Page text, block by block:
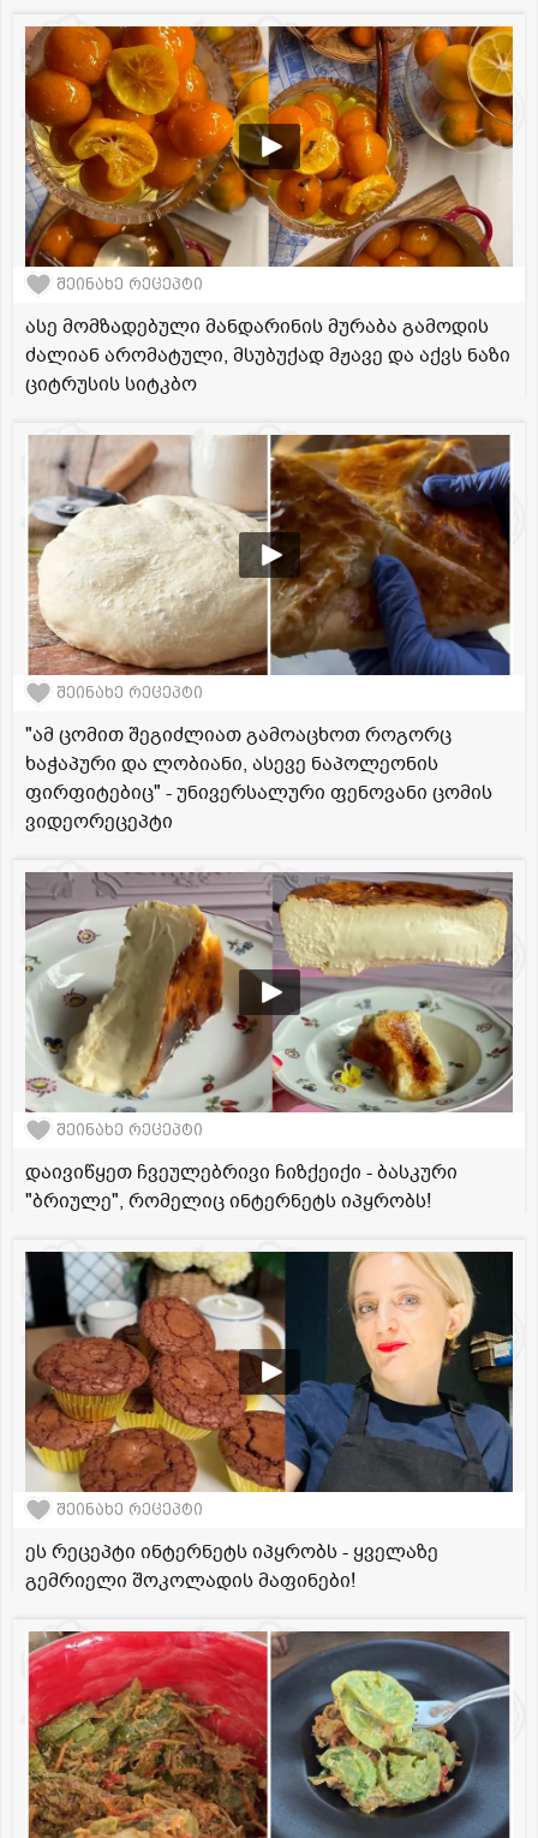
შეინახე რეცეპტი
ასე მომზადებული მანდარინის მურაბა გამოდის
ძალიან არომატული, მსუბუქად მჟავე და აქვს ნაზი
ციტრუსის სიტკბო
შეინახე რეცეპტი
"ამ ცომით შეგიძლიათ გამოაცხოთ როგორც
ხაჭაპური და ლობიანი, ასევე ნაპოლეონის
ფირფიტებიც" - უნივერსალური ფენოვანი ცომის
ვიდეორეცეპტი
შეინახე რეცეპტი
დაივიწყეთ ჩვეულებრივი ჩიზქეიქი - ბასკური
"ბრიულე", რომელიც ინტერნეტს იპყრობს!
შეინახე რეცეპტი
ეს რეცეპტი ინტერნეტს იპყრობს - ყველაზე
გემრიელი შოკოლადის მაფინები!